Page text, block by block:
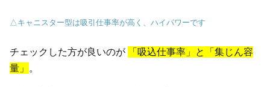
△キャニスター型は吸引仕事率が高く、ハイパワーです
チェックした方が良いのが
「吸込仕事率」と「集じん容
量」 。